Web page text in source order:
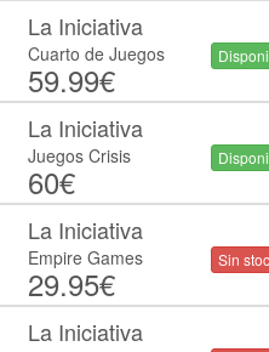
La Iniciativa
Cuarto de Juegos
59.99€
La Iniciativa
Juegos Crisis
60€
La Iniciativa
Empire Games
29.95€
Sin
La Iniciativa